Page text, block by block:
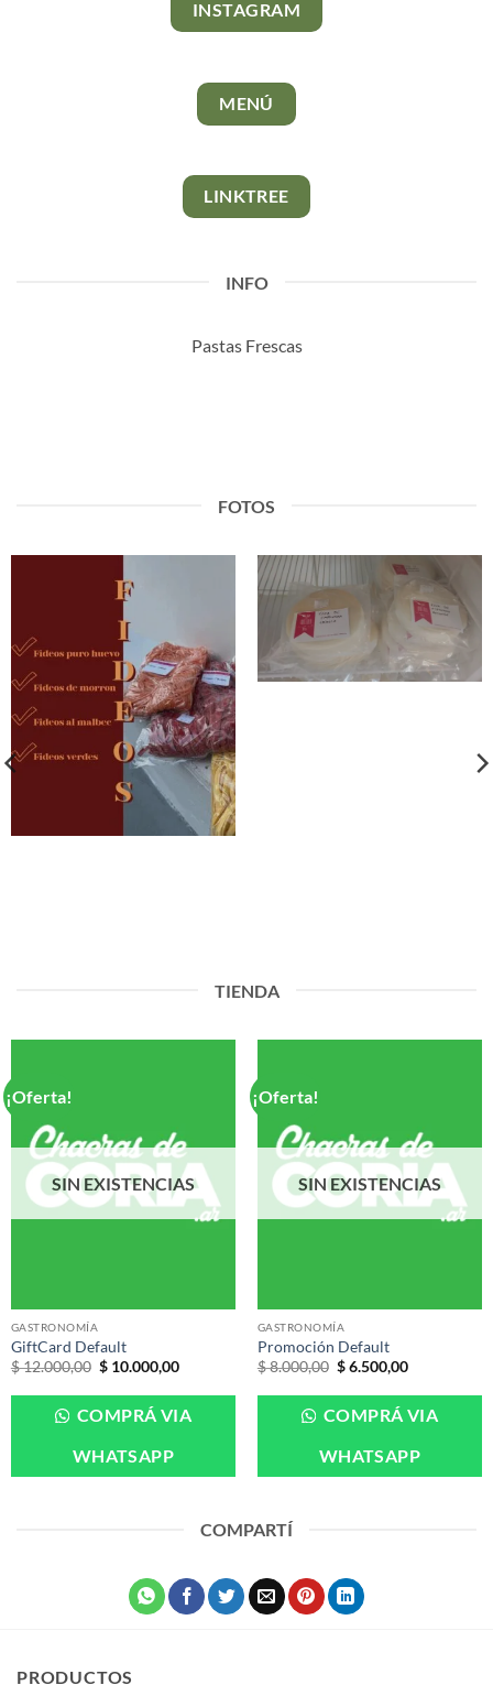
INSTAGRAM
MENÚ
LINKTREE
INFO
Pastas Frescas
FOTOS
TIENDA
¡Oferta!
SIN EXISTENCIAS
GASTRONOMÍA
GiftCard Default
$12.000,00 El
original
era:
$ 12.000,00.
$10.000,00El
actual
es:
$ 10.000,00.
COMPRÁ VIA
WHATSAPP
¡Oferta!
SIN EXISTENCIAS
GASTRONOMÍA
Promoción Default
$8.000,00 El
original
era:
$ 8.000,00.
$6.500,00El
actual
es:
$ 6.500,00.
COMPRÁ VIA
WHATSAPP
COMPARTÍ
PRODUCTOS